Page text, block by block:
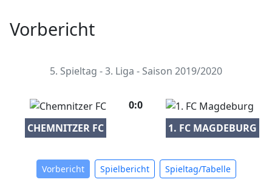
Vorbericht
5. Spieltag - 3. Liga - Saison 2019/2020
CHEMNITZER FC
0:0
1. FC MAGDEBURG
Vorbericht Spielbericht Spieltag/Tabelle